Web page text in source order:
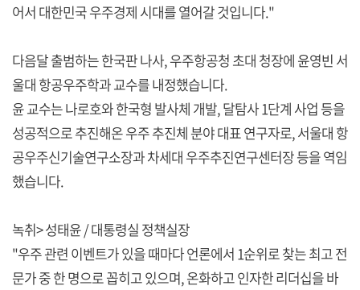
어서 대한민국 우주경제 시대를 열어갈 것입니다."
다음달 출범하는 한국판 나사, 우주항공청 초대 청장에 윤영빈 서
울대 항공우주학과 교수를 내정했습니다.
윤 교수는 나로호와 한국형 발사체 개발, 달탐사 1단계 사업 등을
성공적으로 추진해온 우주 추진체 분야 대표 연구자로, 서울대 항
공우주신기술연구소장과 차세대 우주추진연구센터장 등을 역임
했습니다.
녹취> 성태윤 / 대통령실 정책실장
"우주 관련 이벤트가 있을 때마다 언론에서 1순위로 찾는 최고 전
문가 중 한 명으로 꼽히고 있으며, 온화하고 인자한 리더십을 바